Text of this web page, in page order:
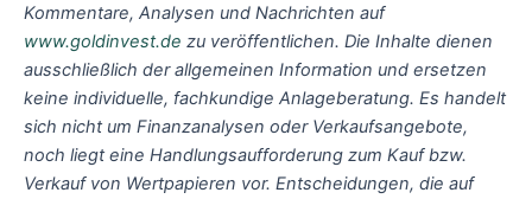
Kommentare, Analysen und Nachrichten auf
www.goldinvest.de zu veröffentlichen. Die Inhalte dienen
ausschließlich der allgemeinen Information und ersetzen
keine individuelle, fachkundige Anlageberatung. Es handelt
sich nicht um Finanzanalysen oder Verkaufsangebote,
noch liegt eine Handlungsaufforderung zum Kauf bzw.
Verkauf von Wertpapieren vor. Entscheidungen, die auf